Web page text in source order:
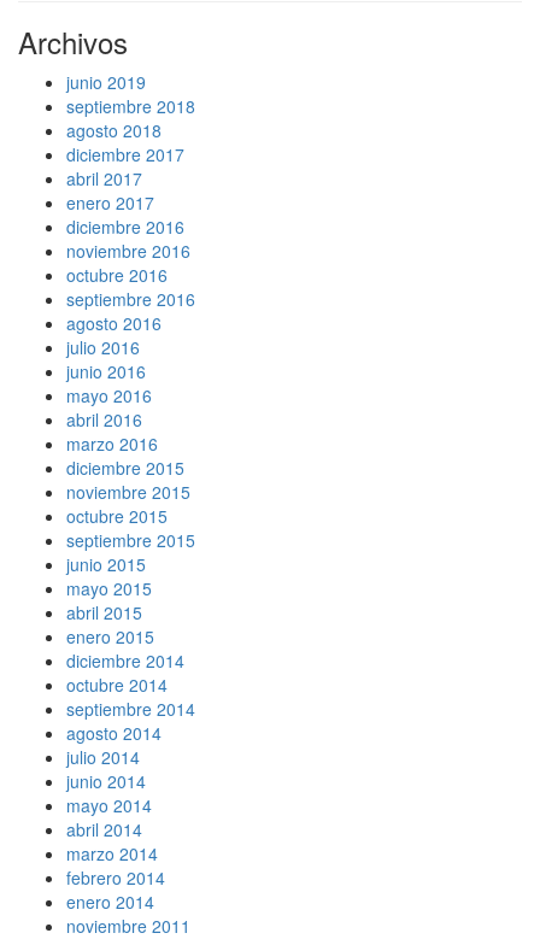
Archivos
junio 2019
septiembre 2018
agosto 2018
diciembre 2017
abril 2017
enero 2017
diciembre 2016
noviembre 2016
octubre 2016
septiembre 2016
agosto 2016
julio 2016
junio 2016
mayo 2016
abril 2016
marzo 2016
diciembre 2015
noviembre 2015
octubre 2015
septiembre 2015
junio 2015
mayo 2015
abril 2015
enero 2015
diciembre 2014
octubre 2014
septiembre 2014
agosto 2014
julio 2014
junio 2014
mayo 2014
abril 2014
marzo 2014
febrero 2014
enero 2014
noviembre 2011